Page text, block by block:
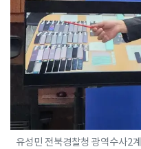
유성민 전북경찰청 광역수사2